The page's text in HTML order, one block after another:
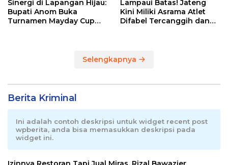
Sinergi di Lapangan Hijau:
Bupati Anom Buka
Turnamen Mayday Cup
Lampaui Batas! Jateng
Kini Miliki Asrama Atlet
Difabel Tercanggih dan
Selengkapnya
Berita Kriminal
Ini adalah contoh deskripsi untuk widget recent post
wpberita, anda bisa memasukkan deskripsi pada
widget ini.